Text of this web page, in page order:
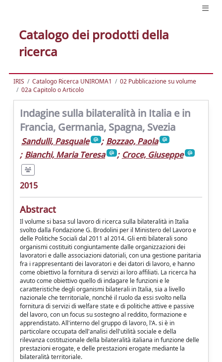
Catalogo dei prodotti della
ricerca
IRIS Catalogo Ricerca UNIROMA1
02 Pubblicazione su volume
02a Capitolo o Articolo
Indagine sulla bilateralità in Italia e in
Francia, Germania, Spagna, Svezia
Sandulli, Pasquale ; Bozzao, Paola
; Bianchi, Maria Teresa ; Croce, Giuseppe
2015
Abstract
Il volume si basa sul lavoro di ricerca sulla bilateralità in Italia
svolto dalla Fondazione G. Brodolini per il Ministero del Lavoro e
delle Politiche Sociali dal 2011 al 2014. Gli enti bilaterali sono
organismi costituiti congiuntamente dalle organizzazioni dei
lavoratori e dalle associazioni datoriali, con una gestione paritaria
fra i rappresentanti dei lavoratori e dei datori di lavoro, e hanno
come obiettivo la fornitura di servizi ai loro affiliati. La ricerca ha
avuto come obiettivo quello di indagare le funzioni e le
caratteristiche degli organismi bilaterali in Italia, sia a livello
nazionale che territoriale, nonché il ruolo da essi svolto nella
fornitura di servizi di welfare state e di politiche attive e passive
del lavoro, con un focus su sostegno al reddito, formazione e
apprendistato. All'interno del gruppo di lavoro, l'A. si è in
particolare occupata dell'analisi dell'utilità sociale e della
rilevanza costituzionale della bilateralità italiana in funzione delle
prestazioni erogate, e delle prestazioni erogate mediante la
bilateralità territoriale.